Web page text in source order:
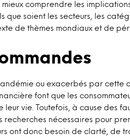
comprendre les
que soient les secteurs, les
de thèmes mondiaux et de
ou exacerbés par cette
font que les
leur vie. Toutefois, à cause des
recherches nécessaires pour
ont donc besoin de clarté, de